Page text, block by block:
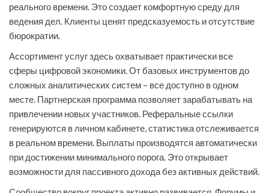
реального времени. Это создает комфортную среду для
ведения дел. Клиенты ценят предсказуемость и отсутствие
бюрократии.
Ассортимент услуг здесь охватывает практически все
сферы цифровой экономики. От базовых инструментов до
сложных аналитических систем – все доступно в одном
месте. Партнерская программа позволяет зарабатывать на
привлечении новых участников. Реферальные ссылки
генерируются в личном кабинете, статистика отслеживается
в реальном времени. Выплаты производятся автоматически
при достижении минимального порога. Это открывает
возможности для пассивного дохода без активных действий.